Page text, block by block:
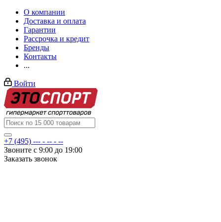
О компании
Доставка и оплата
Гарантии
Рассрочка и кредит
Бренды
Контакты
...
Войти
+7 (495) --- - -- - --
Звоните с 9:00 до 19:00
Заказать звонок